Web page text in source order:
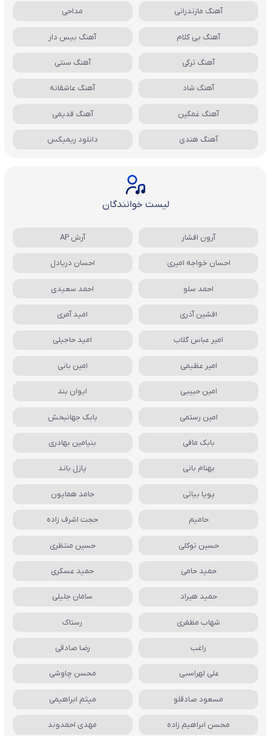
آهنگ مازندرانی مداحی
آهنگ بی کلام آهنگ بیس دار
آهنگ ترکی آهنگ سنتی
آهنگ شاد آهنگ عاشقانه
آهنگ غمگین آهنگ قدیمی
آهنگ هندی دانلود ریمیکس
لیست خوانندگان
آرون افشار آرش AP
احسان خواجه امیری احسان دریادل
احمد سلو احمد سعیدی
افشین آذری امید آمری
امیر عباس گلاب امید حاجیلی
امیر عظیمی امین بانی
امین حبیبی ایوان بند
امین رستمی بابک جهانبخش
بابک مافی بنیامین بهادری
بهنام بانی پازل باند
پویا بیاتی حامد همایون
حامیم حجت اشرف زاده
حسین توکلی حسین منتظری
حمید حامی حمید عسکری
حمید هیراد سامان جلیلی
شهاب مظفری رستاک
راغب رضا صادقی
علی لهراسبی محسن چاوشی
مسعود صادقلو میثم ابراهیمی
محسن ابراهیم زاده مهدی احمدوند